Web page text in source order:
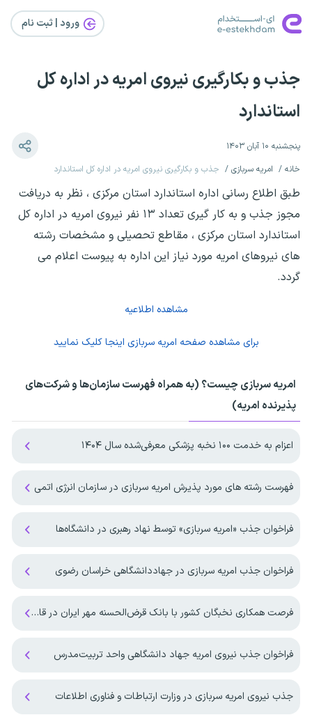
ورود | ثبت‌ نام
جذب و بکارگیری نیروی امریه در اداره کل
استاندارد
پنجشنبه ۱۰ آبان ۱۴۰۳
خانه
امریه سربازی جذب و بکارگیری نیروی امریه در اداره کل استاندارد
طبق اطلاع رسانی اداره استاندارد استان مرکزی ، نظر به دریافت
مجوز جذب و به کار گیری تعداد ۱۳ نفر نیروی امریه در اداره کل
استاندارد استان مرکزی ، مقاطع تحصیلی و مشخصات رشته
های نیروهای امریه مورد نیاز این اداره به پیوست اعلام می
گردد.
مشاهده اطلاعیه
برای مشاهده صفحه امریه سربازی اینجا کلیک نمایید
امریه سربازی چیست؟ (به همراه فهرست سازمان‌ها و شرکت‌های
پذیرنده امریه)
اعزام به خدمت ۱۰۰ نخبه پزشکی معرفی‌شده سال ۱۴۰۴
فهرست رشته های مورد پذیرش امریه سربازی در سازمان انرژی اتمی
فراخوان جذب «امریه سربازی» توسط نهاد رهبری در دانشگاه‌ها
فراخوان جذب امریه سربازی در جهاددانشگاهی خراسان رضوی
فرصت همکاری نخبگان کشور با بانک قرض‌الحسنه مهر ایران در قالب طرح جایگزین خدمت سربازی
فراخوان جذب نیروی امریه جهاد دانشگاهی واحد تربیت‌مدرس
جذب نیروی امریه سربازی در وزارت ارتباطات و فناوری اطلاعات